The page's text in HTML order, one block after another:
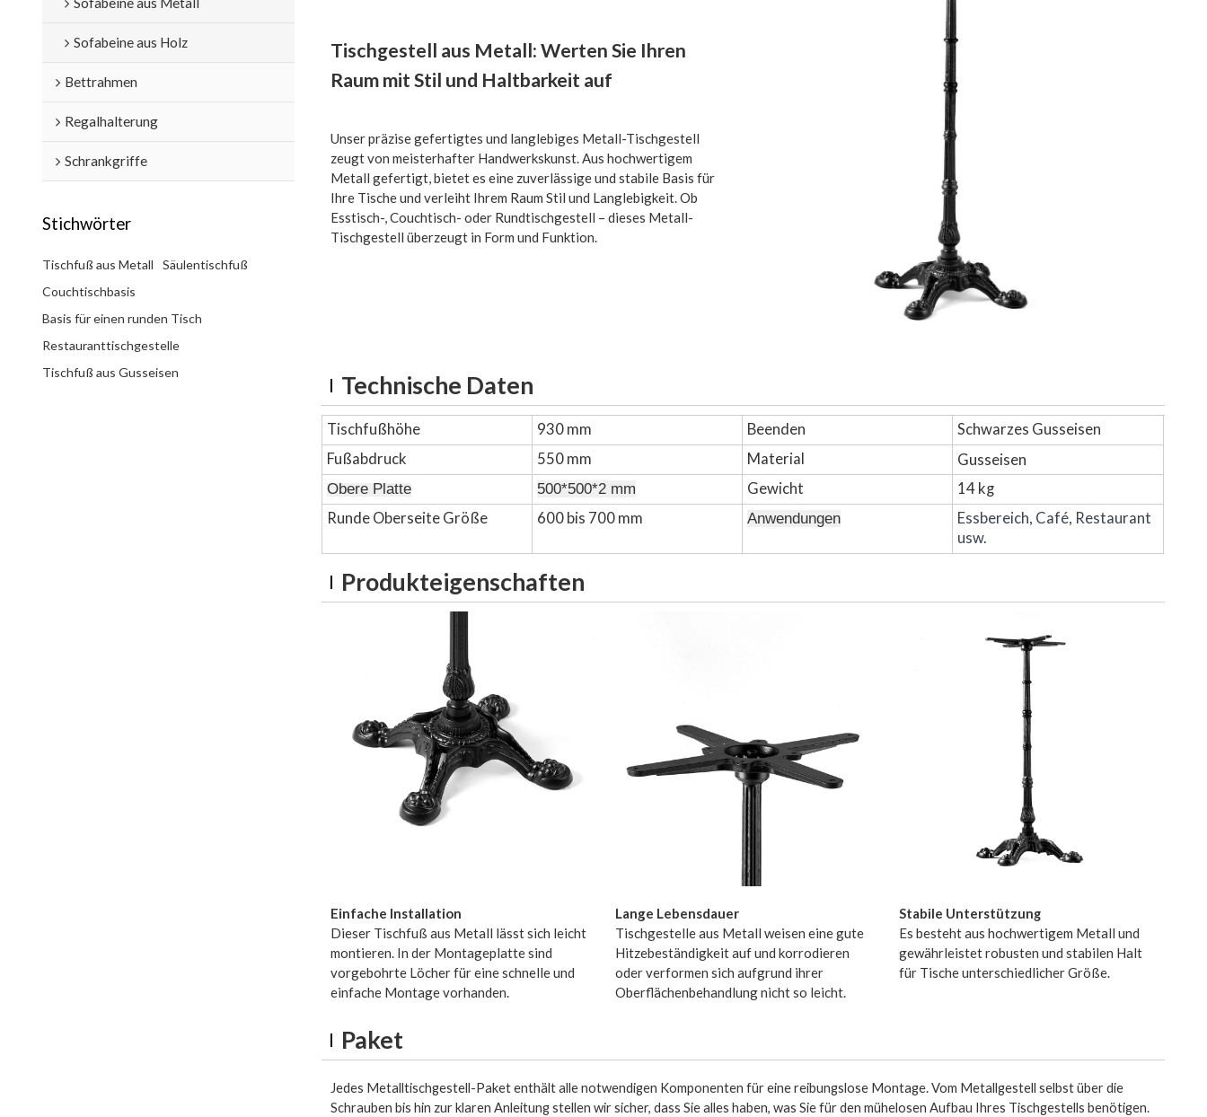
Sofabeine aus Holz
Bettrahmen
Regalhalterung
Schrankgriffe
Stichwörter
Tischfuß aus Metall
Säulentischfuß
Couchtischbasis
Basis für einen runden Tisch
Restauranttischgestelle
Tischfuß aus Gusseisen
Tischgestell aus Metall: Werten Sie Ihren
Raum mit Stil und Haltbarkeit auf
Unser präzise gefertigtes und langlebiges Metall-Tischgestell
zeugt von meisterhafter Handwerkskunst. Aus hochwertigem
Metall gefertigt, bietet es eine zuverlässige und stabile Basis für
Ihre Tische und verleiht Ihrem Raum Stil und Langlebigkeit. Ob
Esstisch-, Couchtisch- oder Rundtischgestell – dieses Metall-
Tischgestell überzeugt in Form und Funktion.
Technische Daten
Tischfußhöhe 930 mm Beenden
Schwarzes Gusseisen
Fußabdruck
550 mm Material Gusseisen
Obere Platte 500*500*2 mm Gewicht
14 kg
Runde Oberseite Größe
600 bis 700 mm Anwendungen
Essbereich, Café, Restaurant
usw.
Produkteigenschaften
Einfache Installation
Dieser Tischfuß aus Metall lässt sich leicht
montieren. In der Montageplatte sind
vorgebohrte Löcher für eine schnelle und
einfache Montage vorhanden.
Lange Lebensdauer
Tischgestelle aus Metall weisen eine gute
Hitzebeständigkeit auf und korrodieren
oder verformen sich aufgrund ihrer
Oberflächenbehandlung nicht so leicht.
Stabile Unterstützung
Es besteht aus hochwertigem Metall und
gewährleistet robusten und stabilen Halt
für Tische unterschiedlicher Größe.
Paket
Jedes Metalltischgestell-Paket enthält alle notwendigen Komponenten für eine reibungslose Montage. Vom Metallgestell selbst über die
Schrauben bis hin zur klaren Anleitung stellen wir sicher, dass Sie alles haben, was Sie für den mühelosen Aufbau Ihres Tischgestells benötigen.